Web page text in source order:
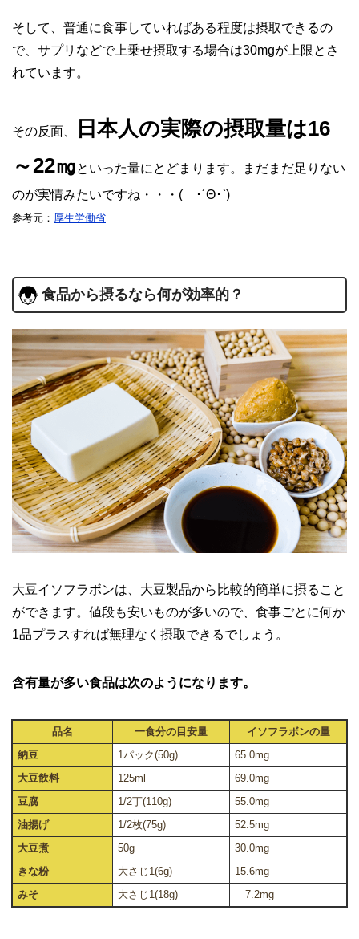
そして、普通に食事していればある程度は摂取できるの
で、サプリなどで上乗せ摂取する場合は30mgが上限とさ
れています。
その反面、
日本人の実際の摂取量は16
～22㎎といった量にとどまります。まだまだ足りない
のが実情みたいですね・・・( ･´Θ･`)
参考元： 厚生労働省
食品から摂るなら何が効率的？
大豆イソフラボンは、大豆製品から比較的簡単に摂ること
ができます。値段も安いものが多いので、食事ごとに何か
1品プラスすれば無理なく摂取できるでしょう。
含有量が多い食品は次のようになります。
品名 一食分の目安量
イソフラボンの量
納豆
1パック(50g)
65.0mg
大豆飲料
125ml
69.0mg
豆腐
1/2丁(110g)
55.0mg
油揚げ
1/2枚(75g)
52.5mg
大豆煮
50g
30.0mg
きな粉
大さじ1(6g)
15.6mg
みそ
大さじ1(18g) 7.2mg